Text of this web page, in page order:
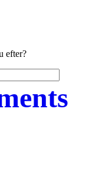
efter?